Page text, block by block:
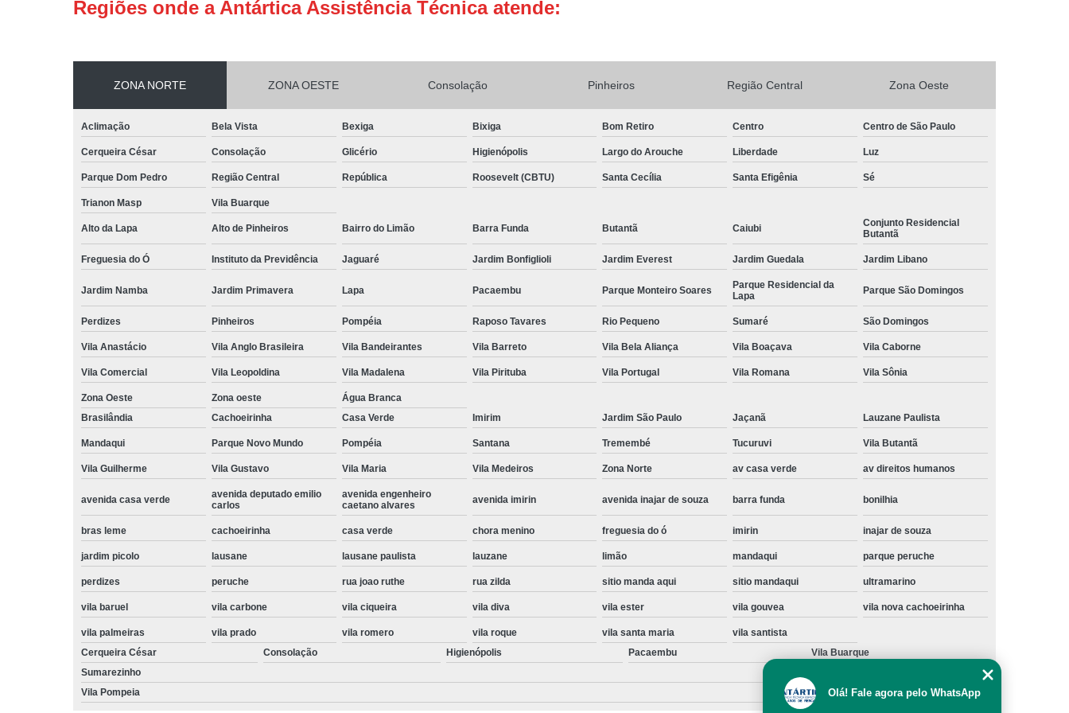
Conserto de Geladeira Expositora de Bebidas
Conserto de Geladeira Expositora Vertical
Conserto e Assistencia de Geladeira Expositora
Conserto e Manutenção de Geladeira Expositora
Conserto em Geladeira Expositora
Brastemp Instalação de Fogão
Brastemp Instalação Fogão
Instalação de Fogão
Instalação de Fogão a Gas
Instalação de Fogão Brastemp
Instalação de Fogão Cooktop
Instalação de Fogão de Embutir
Instalação de Fogão Gás Encanado
Instalação Fogão
Instalação Fogão Brastemp
Instalação Fogão Cooktop
Instalação Fogão de Embutir
Instalação de Maquina de Lavar Roupa
Instalação de Maquina de Lavar Samsung
Instalação Maquina de Lavar Samsung
Instalação Maquina Lavar e Seca
Instalação para Maquina de Lavar Roupa
Instalar Maquina de Lavar Samsung
Instalar Maquina Lavar Roupa
Maquina de Lavar Roupa Instalação
Instalação de Lava e Seca Samsung
Instalação de Maquina Lava e Seca
Instalação Lava e Seca
Instalação Lava e Seca Samsung
Instalação Lava Seca
Instalação Maquina Lava e Seca
Instalação Maquina Lava e Seca Samsung
Instalação Samsung Lava e Seca
Lava e Seca Instalação
Lava e Seca Samsung Instalação
Samsung Instalação Lava e Seca
Manutenção de Fogão a Gas
Manutenção de Fogão Electrolux
Manutenção em Fogão
Regiões onde a Antártica Assistência Técnica atende:
ZONA NORTE ZONA OESTE Consolação Pinheiros Região Central Zona Oeste
Aclimação Bela Vista Bexiga Bixiga Bom Retiro Centro Centro de São Paulo
Cerqueira César Consolação Glicério Higienópolis Largo do Arouche Liberdade Luz
Parque Dom Pedro Região Central República Roosevelt (CBTU) Santa Cecília Santa Efigênia Sé
Trianon Masp Vila Buarque
Alto da Lapa Alto de Pinheiros Bairro do Limão Barra Funda Butantã Caiubi
Conjunto Residencial
Butantã
Freguesia do Ó Instituto da Previdência Jaguaré Jardim Bonfiglioli Jardim Everest Jardim Guedala Jardim Libano
Jardim Namba Jardim Primavera Lapa Pacaembu Parque Monteiro Soares
Parque Residencial da
Lapa
Parque São Domingos
Perdizes Pinheiros Pompéia Raposo Tavares Rio Pequeno Sumaré São Domingos
Vila Anastácio Vila Anglo Brasileira Vila Bandeirantes Vila Barreto Vila Bela Aliança Vila Boaçava Vila Caborne
Vila Comercial Vila Leopoldina Vila Madalena Vila Pirituba Vila Portugal Vila Romana Vila Sônia
Zona Oeste Zona oeste
Água Branca
Brasilândia
Cachoeirinha Casa Verde Imirim Jardim São Paulo Jaçanã Lauzane Paulista
Mandaqui Parque Novo Mundo Pompéia Santana Tremembé Tucuruvi Vila Butantã
Vila Guilherme Vila Gustavo Vila Maria Vila Medeiros Zona Norte av casa verde av direitos humanos
avenida casa verde
avenida deputado emilio
carlos
avenida engenheiro
caetano alvares
avenida imirin avenida inajar de souza barra funda bonilhia
bras leme cachoeirinha casa verde chora menino freguesia do ó imirin inajar de souza
jardim picolo lausane lausane paulista lauzane limão mandaqui parque peruche
perdizes peruche rua joao ruthe rua zilda sitio manda aqui sitio mandaqui ultramarino
vila baruel vila carbone vila ciqueira vila diva vila ester vila gouvea vila nova cachoeirinha
vila palmeiras vila prado vila romero vila roque vila santa maria
vila santista
Cerqueira César
Consolação Higienópolis Pacaembu
Vila Buarque
Sumarezinho
Vila Pompeia
Olá! Fale agora pelo WhatsApp